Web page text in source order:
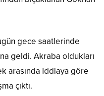
gece saatlerinde
geldi. Akraba oldukları
arasında iddiaya göre
çıktı.